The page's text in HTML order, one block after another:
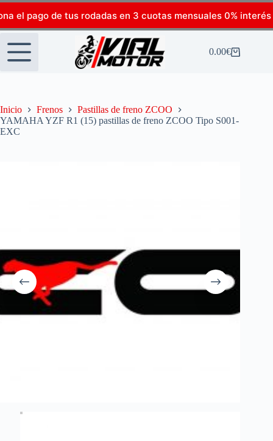
el pago de tus rodadas en 3 cuotas mensuales 0% interés
0.00€
Inicio Frenos
Pastillas de freno ZCOO
YAMAHA YZF R1 (15) pastillas de freno ZCOO Tipo S001-
EXC